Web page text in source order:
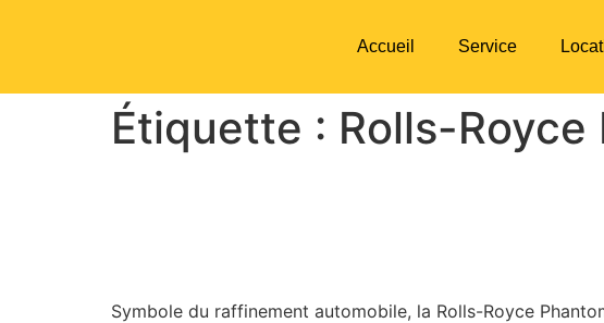
Accueil Service
Étiquette : Rolls-Royce
Symbole du raffinement automobile, la Rolls-Royce